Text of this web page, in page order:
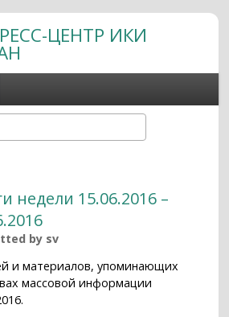
содержанию
ЦЕНТР ИКИ
недели 15.06.2016 –
by sv
и материалов, упоминающих
массовой информации